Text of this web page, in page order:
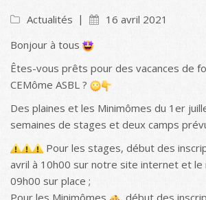
Actualités
16 avril 2021
Bonjour à tous
Êtes-vous prêts pour des vacances de
CEMôme ASBL ?
Des plaines et les Minimômes du 1er
semaines de stages et deux camps
Pour les stages, début des
avril à 10h00 sur notre site internet et le
09h00 sur place ;